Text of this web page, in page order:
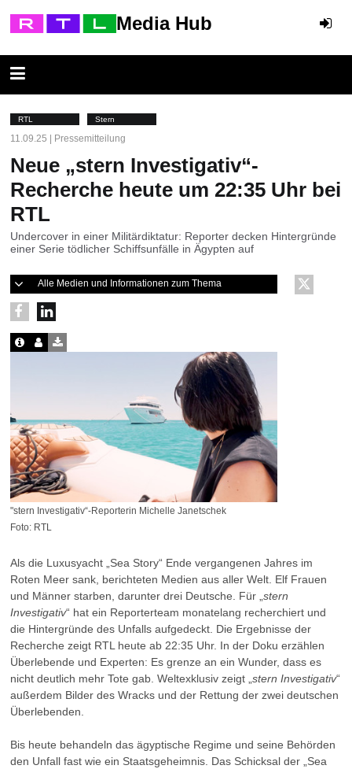
Media Hub
RTL Stern
11.09.25 | Pressemitteilung
Neue „stern Investigativ“-
Recherche heute um 22:35 Uhr bei
RTL
Undercover in einer Militärdiktatur: Reporter decken Hintergründe
einer Serie tödlicher Schiffsunfälle in Ägypten auf
Alle Medien und Informationen zum Thema
"stern Investigativ“-Reporterin Michelle Janetschek
Foto: RTL
Als die Luxusyacht „Sea Story“ Ende vergangenen Jahres im
Roten Meer sank, berichteten Medien aus aller Welt. Elf Frauen
und Männer starben, darunter drei Deutsche. Für „stern
Investigativ“ hat ein Reporterteam monatelang recherchiert und
die Hintergründe des Unfalls aufgedeckt. Die Ergebnisse der
Recherche zeigt RTL heute ab 22:35 Uhr. In der Doku erzählen
Überlebende und Experten: Es grenze an ein Wunder, dass es
nicht deutlich mehr Tote gab. Weltexklusiv zeigt „stern Investigativ“
außerdem Bilder des Wracks und der Rettung der zwei deutschen
Überlebenden.
Bis heute behandeln das ägyptische Regime und seine Behörden
den Unfall fast wie ein Staatsgeheimnis. Das Schicksal der „Sea